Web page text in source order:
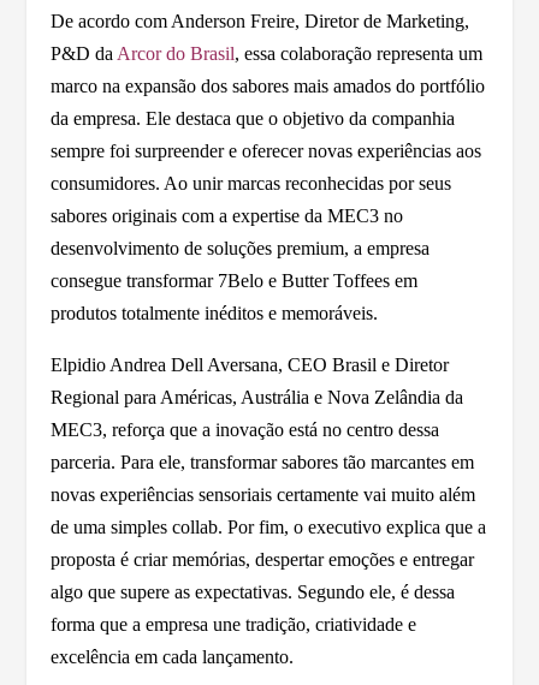
De acordo com Anderson Freire, Diretor de Marketing,
P&D da Arcor do Brasil, essa colaboração representa um
marco na expansão dos sabores mais amados do portfólio
da empresa. Ele destaca que o objetivo da companhia
sempre foi surpreender e oferecer novas experiências aos
consumidores. Ao unir marcas reconhecidas por seus
sabores originais com a expertise da MEC3 no
desenvolvimento de soluções premium, a empresa
consegue transformar 7Belo e Butter Toffees em
produtos totalmente inéditos e memoráveis.
Elpidio Andrea Dell Aversana, CEO Brasil e Diretor
Regional para Américas, Austrália e Nova Zelândia da
MEC3, reforça que a inovação está no centro dessa
parceria. Para ele, transformar sabores tão marcantes em
novas experiências sensoriais certamente vai muito além
de uma simples collab. Por fim, o executivo explica que a
proposta é criar memórias, despertar emoções e entregar
algo que supere as expectativas. Segundo ele, é dessa
forma que a empresa une tradição, criatividade e
excelência em cada lançamento.